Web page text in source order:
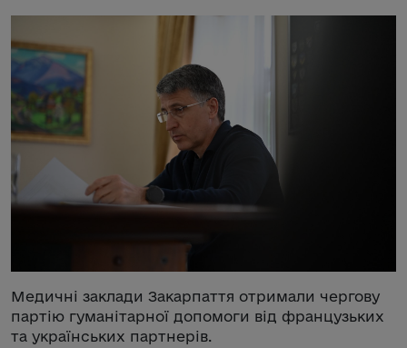
Медичні заклади Закарпаття отримали чергову
партію гуманітарної допомоги від французьких
та українських партнерів.